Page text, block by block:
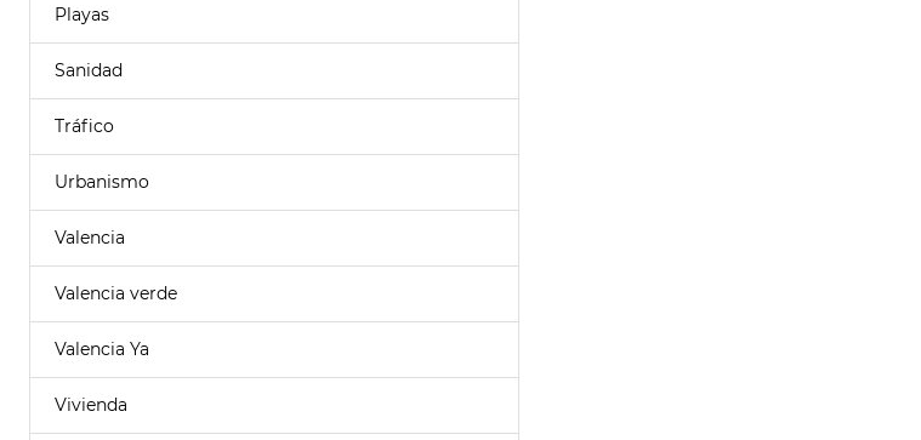
Playas
Sanidad
Tráfico
Urbanismo
Valencia
Valencia verde
Valencia Ya
Vivienda